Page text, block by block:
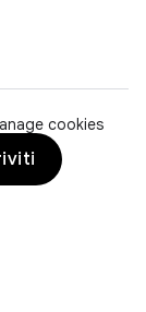
cookies